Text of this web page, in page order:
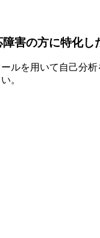
害の方に特化し
ルを用いて自己分
。